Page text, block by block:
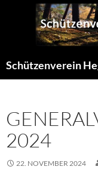
Schützenverein
2024
22. NOVEMBER 2024